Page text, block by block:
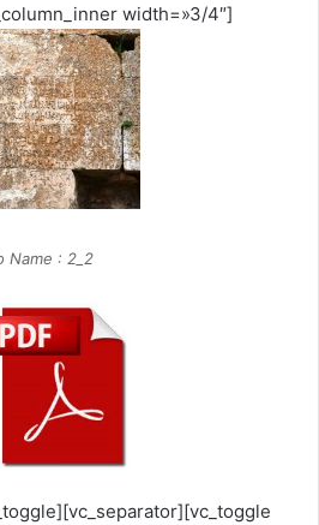
width=»3/4″]
Name : 2_2